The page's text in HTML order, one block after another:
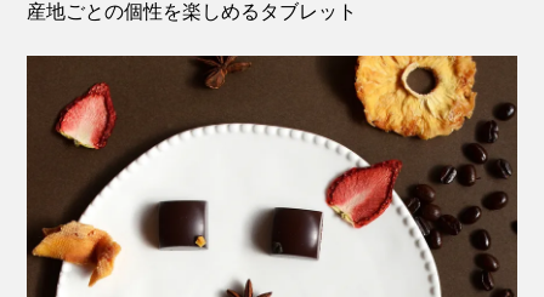
産地ごとの個性を楽しめるタブレット